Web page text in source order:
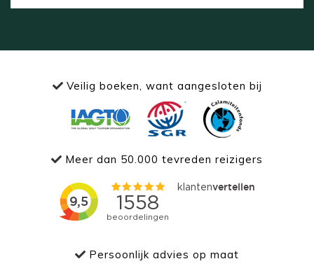
Veilig boeken, want aangesloten bij
Meer dan 50.000 tevreden reizigers
Persoonlijk advies op maat